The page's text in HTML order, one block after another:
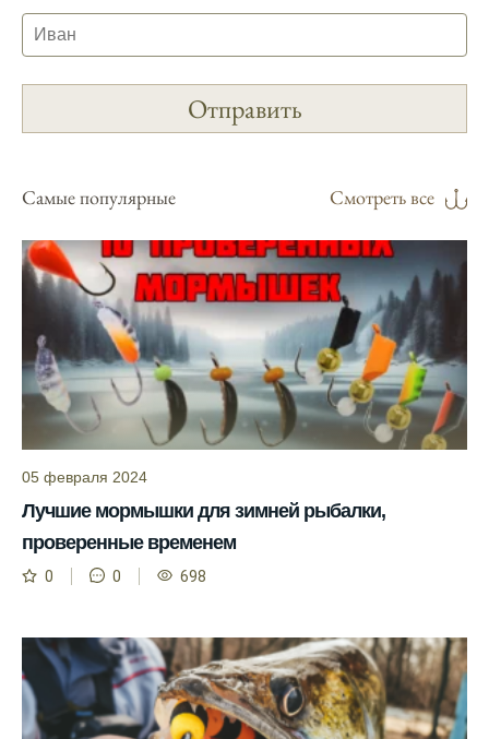
учитывает прогноз клева.
Благодаря фазам луны, я всегда могу
Прогноз клева на зимой помогает выбрать
подходящее время для ловли хищной
рыбы.
Информация о каждом типе рыбы в
приложении помогает выбрать наилучшие
места для рыбалки.
Прогноз клева учитывает влияние лунных
фаз и погодных условий на активность
рыбы.
Узнайте вероятности успешной ловли на
ближайшие дни с прогнозом клева.
График клева рыбы зависит от фаз луны и
погоды.
ловли в разных водоемах, опираясь на
прогноз клева.
Зависимость активности рыбы от
Самые популярные Смотреть все
05 февраля 2024
Лучшие мормышки для зимней рыбалки,
проверенные временем
0 0 698